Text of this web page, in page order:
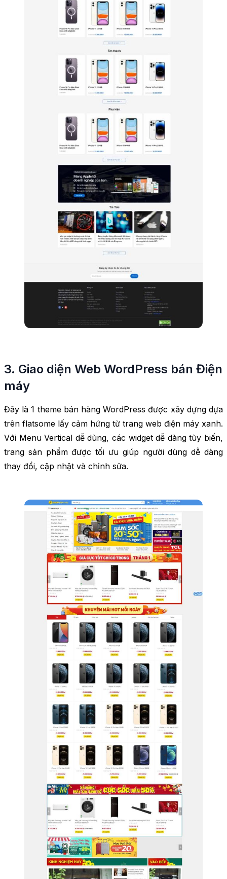
3. Giao diện Web WordPress bán Điện
máy
Đây là 1 theme bán hàng WordPress được xây dựng dựa
trên flatsome lấy cảm hứng từ trang web điện máy xanh.
Với Menu Vertical dễ dùng, các widget dễ dàng tùy biến,
trang sản phẩm được tối ưu giúp người dùng dễ dàng
thay đổi, cập nhật và chỉnh sửa.